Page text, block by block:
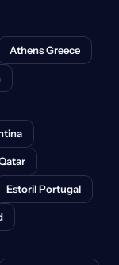
Athens Greece
Estoril Portugal